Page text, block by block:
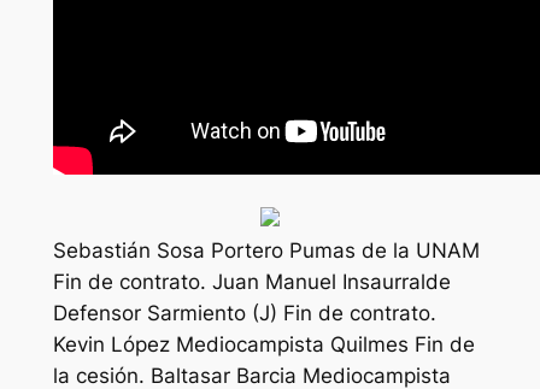
Sebastián Sosa Portero Pumas de la UNAM
Fin de contrato. Juan Manuel Insaurralde
Defensor Sarmiento (J) Fin de contrato.
Kevin López Mediocampista Quilmes Fin de
la cesión. Baltasar Barcia Mediocampista